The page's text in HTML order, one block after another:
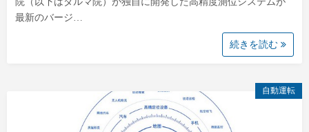
最新のバージ…
続きを読む
自動運転